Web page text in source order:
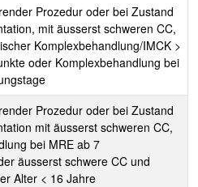
Prozedur oder bei Zustand
mit äusserst schweren CC,
Komplexbehandlung/IMCK >
oder Komplexbehandlung bei
Prozedur oder bei Zustand
mit äusserst schweren CC,
bei MRE ab 7
äusserst schwere CC und
Alter < 16 Jahre